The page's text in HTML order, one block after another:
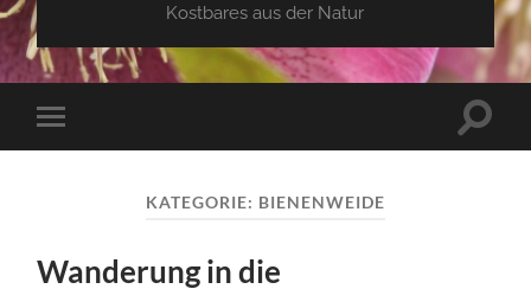
Kostbares aus der Natur
Mobile-
Menü
KATEGORIE: BIENENWEIDE
Wanderung in die